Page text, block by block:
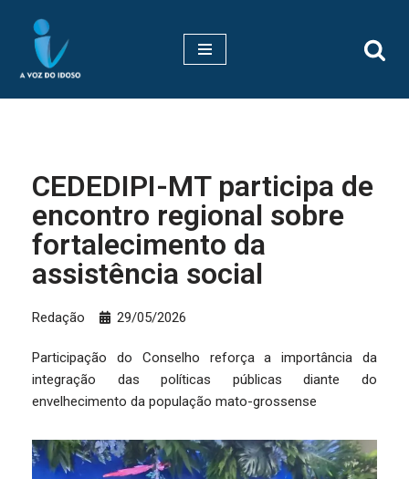
Pular
para
CEDEDIPI-MT participa de
encontro regional sobre
fortalecimento da
assistência social
Redação 29/05/2026
Participação do Conselho reforça a importância da
integração das políticas públicas diante do
envelhecimento da população mato-grossense